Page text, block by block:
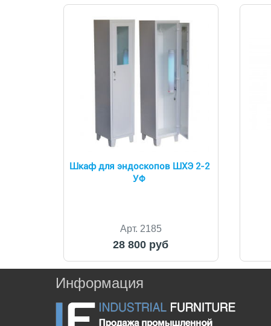
Шкаф для эндоскопов ШХЭ 2-2
УФ
Арт. 2185
28 800 руб
Информация